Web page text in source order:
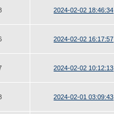
2024-02-02 18:46:34
2024-02-02 16:17:57
2024-02-02 10:12:13
2024-02-01 03:09:43